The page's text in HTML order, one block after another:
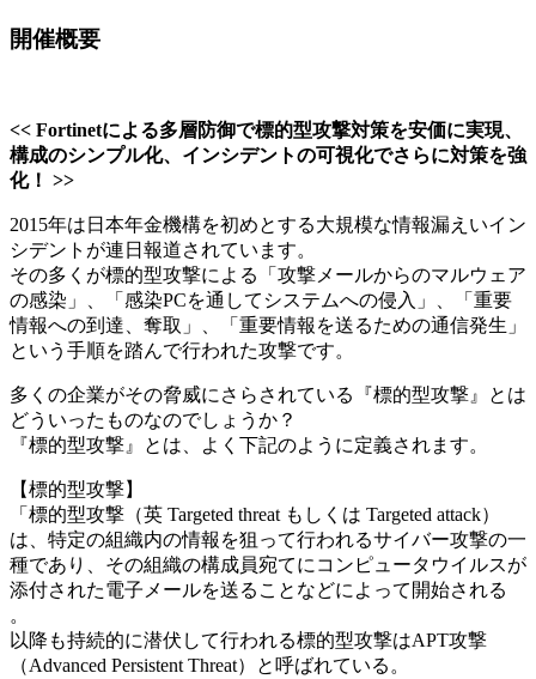
開催概要
<< Fortinetによる多層防御で標的型攻撃対策を安価に実現、
構成のシンプル化、インシデントの可視化でさらに対策を強
化！ >>
2015年は日本年金機構を初めとする大規模な情報漏えいイン
シデントが連日報道されています。
その多くが標的型攻撃による「攻撃メールからのマルウェア
の感染」、「感染PCを通してシステムへの侵入」、「重要
情報への到達、奪取」、「重要情報を送るための通信発生」
という手順を踏んで行われた攻撃です。
多くの企業がその脅威にさらされている『標的型攻撃』とは
どういったものなのでしょうか？
『標的型攻撃』とは、よく下記のように定義されます。
【標的型攻撃】
「標的型攻撃（英 Targeted threat もしくは Targeted attack）
は、特定の組織内の情報を狙って行われるサイバー攻撃の一
種であり、その組織の構成員宛てにコンピュータウイルスが
添付された電子メールを送ることなどによって開始される
。
以降も持続的に潜伏して行われる標的型攻撃はAPT攻撃
（Advanced Persistent Threat）と呼ばれている。